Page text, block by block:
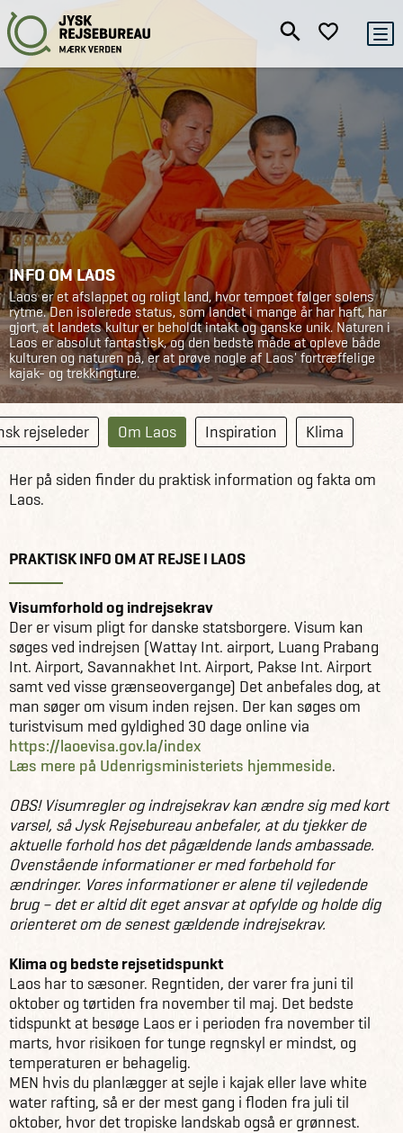
INFO OM LAOS
Laos er et afslappet og roligt land, hvor tempoet følger solens
rytme. Den isolerede status, som landet i mange år har haft, har
gjort, at landets kultur er beholdt intakt og ganske unik. Naturen i
Laos er absolut fantastisk, og den bedste måde at opleve både
kulturen og naturen på, er at prøve nogle af Laos' fortræffelige
kajak- og trekkingture.
rejseleder Om Laos Inspiration Klima
Her på siden finder du praktisk information og fakta om
Laos.
PRAKTISK INFO OM AT REJSE I LAOS
Visumforhold og indrejsekrav
Der er visum pligt for danske statsborgere. Visum kan
søges ved indrejsen (Wattay Int. airport, Luang Prabang
Int. Airport, Savannakhet Int. Airport, Pakse Int. Airport
samt ved visse grænseovergange) Det anbefales dog, at
man søger om visum inden rejsen. Der kan søges om
turistvisum med gyldighed 30 dage online via
https://laoevisa.gov.la/index
Læs mere på Udenrigsministeriets hjemmeside.
OBS! Visumregler og indrejsekrav kan ændre sig med kort
varsel, så Jysk Rejsebureau anbefaler, at du tjekker de
aktuelle forhold hos det pågældende lands ambassade.
Ovenstående informationer er med forbehold for
ændringer. Vores informationer er alene til vejledende
brug – det er altid dit eget ansvar at opfylde og holde dig
orienteret om de senest gældende indrejsekrav.
Klima og bedste rejsetidspunkt
Laos har to sæsoner. Regntiden, der varer fra juni til
oktober og tørtiden fra november til maj. Det bedste
tidspunkt at besøge Laos er i perioden fra november til
marts, hvor risikoen for tunge regnskyl er mindst, og
temperaturen er behagelig.
MEN hvis du planlægger at sejle i kajak eller lave white
water rafting, så er der mest gang i floden fra juli til
oktober, hvor det tropiske landskab også er grønnest.